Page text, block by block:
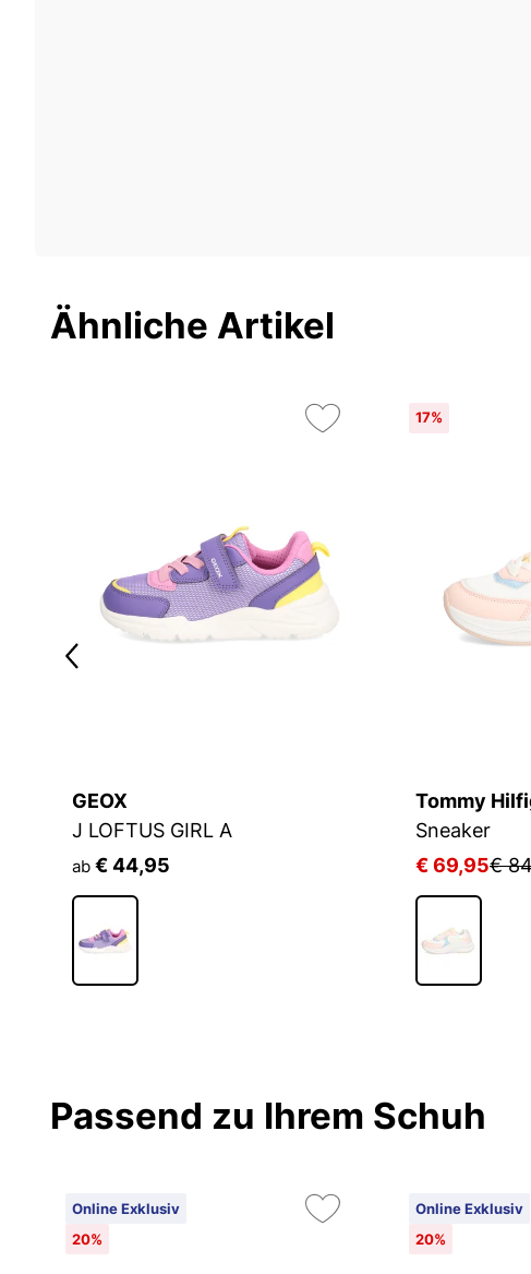
Ähnliche Artikel
GEOX
J LOFTUS GIRL A
ab € 44,95
17%
Tommy
Sneaker
€ 69,95€
Passend zu Ihrem Schuh
Online Exklusiv
20%
Online Exklusiv
20%